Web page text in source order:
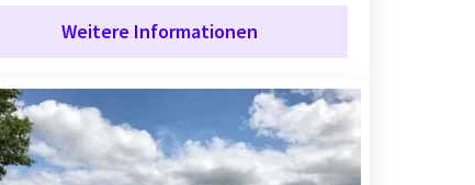
Weitere Informationen